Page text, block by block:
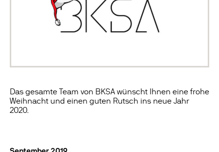
Das gesamte Team von BKSA wünscht Ihnen eine frohe
Weihnacht und einen guten Rutsch ins neue Jahr
2020.